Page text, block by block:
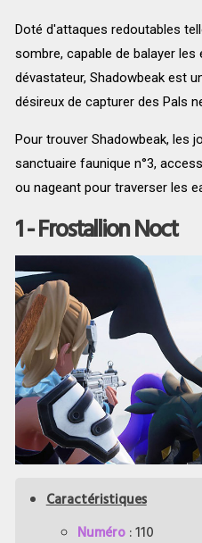
Doté d'attaques redoutables
sombre, capable de balayer les
dévastateur, Shadowbeak est
désireux de capturer des Pals
Pour trouver Shadowbeak, les
sanctuaire faunique n°3,
ou nageant pour traverser les
1 - Frostallion Noct
Caractéristiques
Numéro : 110